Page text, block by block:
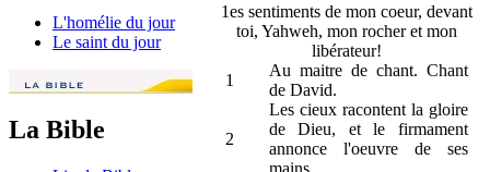
L'homélie du jour
Le saint du jour
La Bible
1es sentiments de mon coeur, devant
toi, Yahweh, mon rocher et mon
libérateur!
1
Au maitre de chant. Chant
de David.
2
Les cieux racontent la gloire
de Dieu, et le firmament
annonce l'oeuvre de ses
mains.